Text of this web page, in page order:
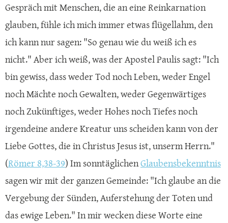
Gespräch mit Menschen, die an eine Reinkarnation
glauben, fühle ich mich immer etwas flügellahm, den
ich kann nur sagen: "So genau wie du weiß ich es
nicht." Aber ich weiß, was der Apostel Paulis sagt: "Ich
bin gewiss, dass weder Tod noch Leben, weder Engel
noch Mächte noch Gewalten, weder Gegenwärtiges
noch Zukünftiges, weder Hohes noch Tiefes noch
irgendeine andere Kreatur uns scheiden kann von der
Liebe Gottes, die in Christus Jesus ist, unserm Herrn."
(Römer 8,38-39) Im sonntäglichenGlaubensbekenntnis
sagen wir mit der ganzen Gemeinde: "Ich glaube an die
Vergebung der Sünden, Auferstehung der Toten und
das ewige Leben." In mir wecken diese Worte eine